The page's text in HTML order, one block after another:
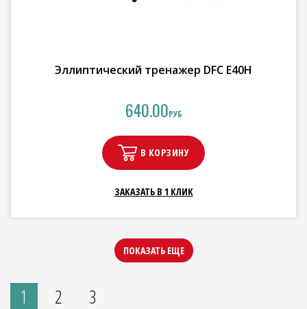
Эллиптический тренажер DFC E40H
640.00РУБ
В КОРЗИНУ
ЗАКАЗАТЬ В 1 КЛИК
ПОКАЗАТЬ ЕЩЕ
1 2 3